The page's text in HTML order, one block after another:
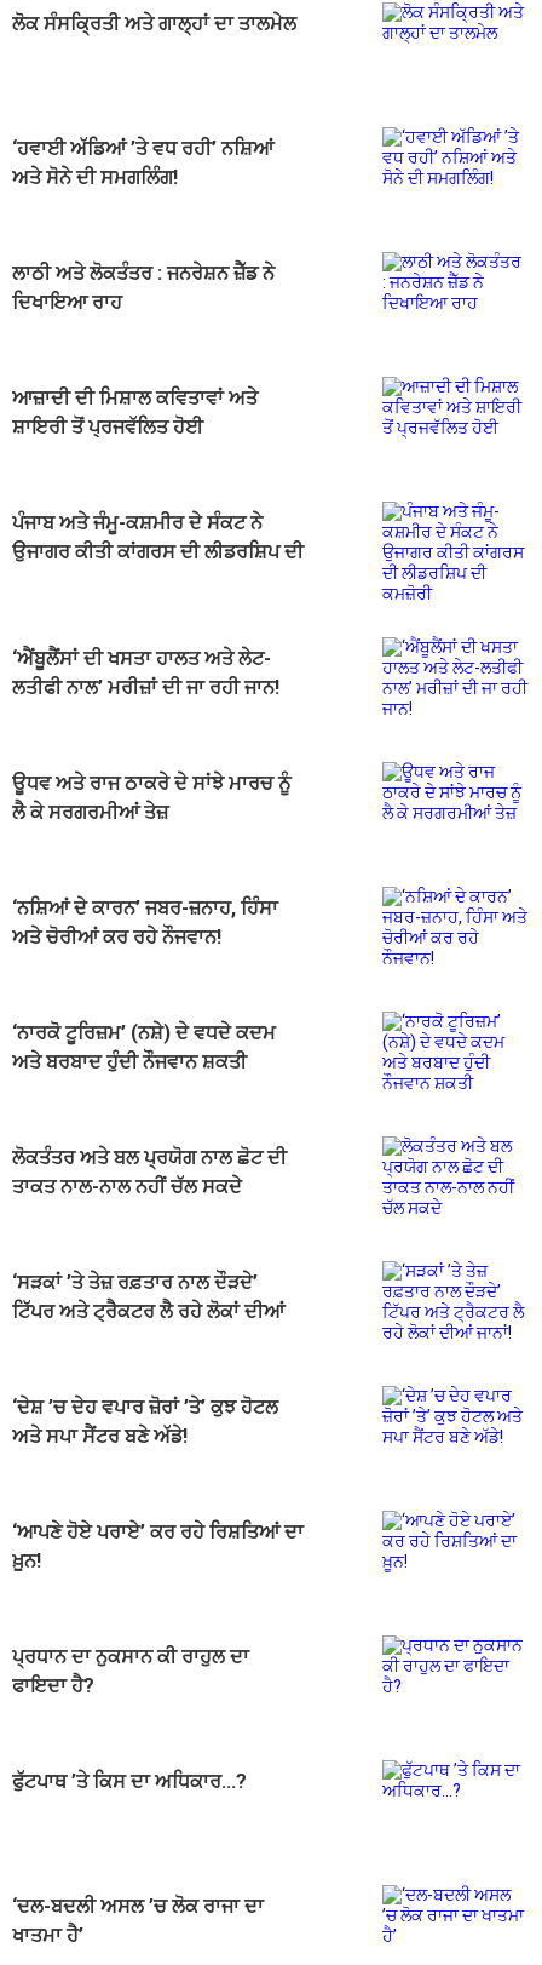
ਲੋਕ ਸੰਸਕ੍ਰਿਤੀ ਅਤੇ ਗਾਲ੍ਹਾਂ ਦਾ ਤਾਲਮੇਲ
‘ਹਵਾਈ ਅੱਡਿਆਂ ’ਤੇ ਵਧ ਰਹੀ’ ਨਸ਼ਿਆਂ
ਅਤੇ ਸੋਨੇ ਦੀ ਸਮਗਲਿੰਗ!
ਲਾਠੀ ਅਤੇ ਲੋਕਤੰਤਰ : ਜਨਰੇਸ਼ਨ ਜ਼ੈੱਡ ਨੇ
ਦਿਖਾਇਆ ਰਾਹ
ਆਜ਼ਾਦੀ ਦੀ ਮਿਸ਼ਾਲ ਕਵਿਤਾਵਾਂ ਅਤੇ
ਸ਼ਾਇਰੀ ਤੋਂ ਪ੍ਰਜਵੱਲਿਤ ਹੋਈ
ਪੰਜਾਬ ਅਤੇ ਜੰਮੂ-ਕਸ਼ਮੀਰ ਦੇ ਸੰਕਟ ਨੇ
ਉਜਾਗਰ ਕੀਤੀ ਕਾਂਗਰਸ ਦੀ ਲੀਡਰਸ਼ਿਪ ਦੀ
‘ਐਂਬੂਲੈਂਸਾਂ ਦੀ ਖਸਤਾ ਹਾਲਤ ਅਤੇ ਲੇਟ-
ਲਤੀਫੀ ਨਾਲ’ ਮਰੀਜ਼ਾਂ ਦੀ ਜਾ ਰਹੀ ਜਾਨ!
ਊਧਵ ਅਤੇ ਰਾਜ ਠਾਕਰੇ ਦੇ ਸਾਂਝੇ ਮਾਰਚ ਨੂੰ
ਲੈ ਕੇ ਸਰਗਰਮੀਆਂ ਤੇਜ਼
‘ਨਸ਼ਿਆਂ ਦੇ ਕਾਰਨ’ ਜਬਰ-ਜ਼ਨਾਹ, ਹਿੰਸਾ
ਅਤੇ ਚੋਰੀਆਂ ਕਰ ਰਹੇ ਨੌਜਵਾਨ!
‘ਨਾਰਕੋ ਟੂਰਿਜ਼ਮ’ (ਨਸ਼ੇ) ਦੇ ਵਧਦੇ ਕਦਮ
ਅਤੇ ਬਰਬਾਦ ਹੁੰਦੀ ਨੌਜਵਾਨ ਸ਼ਕਤੀ
ਲੋਕਤੰਤਰ ਅਤੇ ਬਲ ਪ੍ਰਯੋਗ ਨਾਲ ਛੋਟ ਦੀ
ਤਾਕਤ ਨਾਲ-ਨਾਲ ਨਹੀਂ ਚੱਲ ਸਕਦੇ
‘ਸੜਕਾਂ ’ਤੇ ਤੇਜ਼ ਰਫ਼ਤਾਰ ਨਾਲ ਦੌੜਦੇ’
ਟਿੱਪਰ ਅਤੇ ਟ੍ਰੈਕਟਰ ਲੈ ਰਹੇ ਲੋਕਾਂ ਦੀਆਂ
‘ਦੇਸ਼ ’ਚ ਦੇਹ ਵਪਾਰ ਜ਼ੋਰਾਂ ’ਤੇ’ ਕੁਝ ਹੋਟਲ
ਅਤੇ ਸਪਾ ਸੈਂਟਰ ਬਣੇ ਅੱਡੇ!
‘ਆਪਣੇ ਹੋਏ ਪਰਾਏ’ ਕਰ ਰਹੇ ਰਿਸ਼ਤਿਆਂ ਦਾ
ਖ਼ੂਨ!
ਪ੍ਰਧਾਨ ਦਾ ਨੁਕਸਾਨ ਕੀ ਰਾਹੁਲ ਦਾ
ਫਾਇਦਾ ਹੈ?
ਫੁੱਟਪਾਥ ’ਤੇ ਕਿਸ ਦਾ ਅਧਿਕਾਰ...?
‘ਦਲ-ਬਦਲੀ ਅਸਲ ’ਚ ਲੋਕ ਰਾਜਾ ਦਾ
ਖਾਤਮਾ ਹੈ’